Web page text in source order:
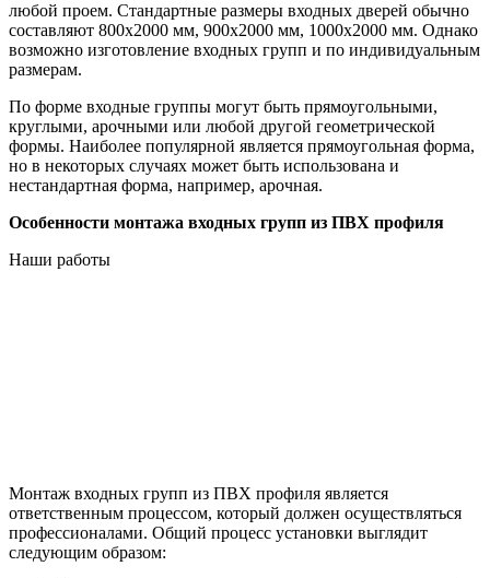
любой проем. Стандартные размеры входных дверей обычно
составляют 800х2000 мм, 900х2000 мм, 1000х2000 мм. Однако
возможно изготовление входных групп и по индивидуальным
размерам.
По форме входные группы могут быть прямоугольными,
круглыми, арочными или любой другой геометрической
формы. Наиболее популярной является прямоугольная форма,
но в некоторых случаях может быть использована и
нестандартная форма, например, арочная.
Особенности монтажа входных групп из ПВХ профиля
Наши работы
Монтаж входных групп из ПВХ профиля является
ответственным процессом, который должен осуществляться
профессионалами. Общий процесс установки выглядит
следующим образом: